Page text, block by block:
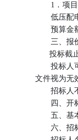
1．项
低压配
预算金
三、报
投标截
投标人
文件视为无
招标人
四、开
五、基
六、招